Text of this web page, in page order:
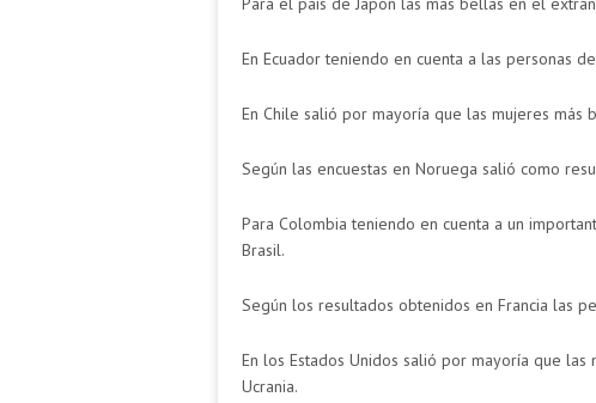
En Ecuador teniendo en cuenta a las personas
En Chile salió por mayoría que las mujeres más
Según las encuestas en Noruega salió como
Para Colombia teniendo en cuenta a un
Brasil.
Según los resultados obtenidos en Francia las
En los Estados Unidos salió por mayoría que
Ucrania.